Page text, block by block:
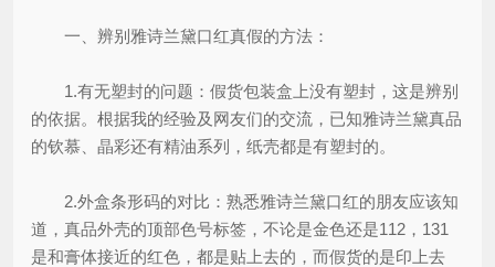
一、辨别雅诗兰黛口红真假的方法：
1.有无塑封的问题：假货包装盒上没有塑封，这是辨别
的依据。根据我的经验及网友们的交流，已知雅诗兰黛真品
的钦慕、晶彩还有精油系列，纸壳都是有塑封的。
2.外盒条形码的对比：熟悉雅诗兰黛口红的朋友应该知
道，真品外壳的顶部色号标签，不论是金色还是112，131
是和膏体接近的红色，都是贴上去的，而假货的是印上去